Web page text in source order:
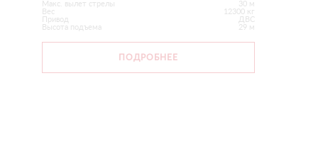
Макс. вылет стрелы
30 м
Вес
12300 кг
Привод
ДВС
Высота подъема
29 м
ПОДРОБНЕЕ